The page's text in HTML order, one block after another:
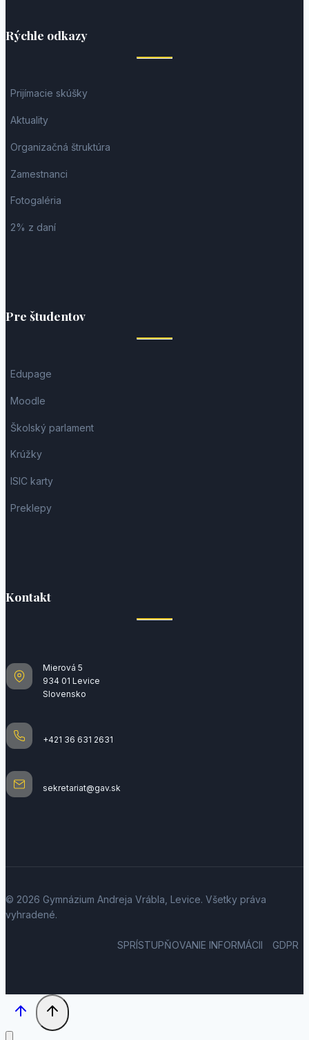
Rýchle odkazy
Prijímacie skúšky
Aktuality
Organizačná štruktúra
Zamestnanci
Fotogaléria
2% z daní
Pre študentov
Edupage
Moodle
Školský parlament
Krúžky
ISIC karty
Preklepy
Kontakt
Mierová 5
934 01 Levice
Slovensko
+421 36 631 2631
sekretariat@gav.sk
© 2026 Gymnázium Andreja Vrábla, Levice. Všetky práva
vyhradené.
SPRÍSTUPŇOVANIE INFORMÁCII GDPR